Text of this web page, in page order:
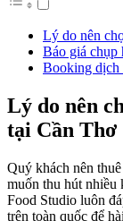
Lý do nên
Báo giá chụp
Booking dịch
Lý do nên
tại Cần Thơ
Quý khách nên
muốn thu hút nhiều
Food Studio luôn
trên toàn quốc để